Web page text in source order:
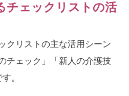
チェックリストの活
クリストの主な活用シーン
チェック」「新人の介護技
。